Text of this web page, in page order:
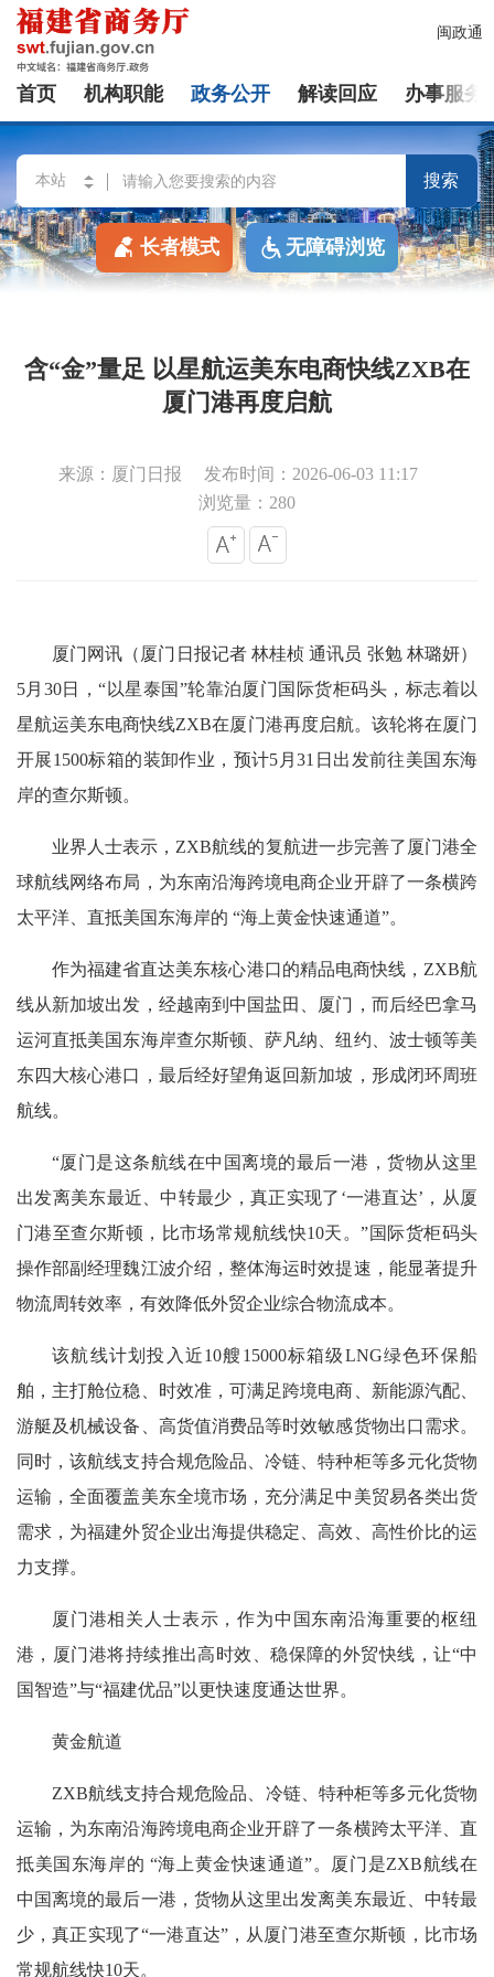
闽政通
首页 机构职能 政务公开 解读回应 办事服务
搜索
长者模式 无障碍浏览
含“金”量足 以星航运美东电商快线ZXB在
厦门港再度启航
来源：厦门日报
发布时间：2026-06-03 11:17
浏览量：280
厦门网讯（厦门日报记者 林桂桢 通讯员 张勉 林璐妍）
5月30日，“以星泰国”轮靠泊厦门国际货柜码头，标志着以
星航运美东电商快线ZXB在厦门港再度启航。该轮将在厦门
开展1500标箱的装卸作业，预计5月31日出发前往美国东海
岸的查尔斯顿。
业界人士表示，ZXB航线的复航进一步完善了厦门港全
球航线网络布局，为东南沿海跨境电商企业开辟了一条横跨
太平洋、直抵美国东海岸的 “海上黄金快速通道”。
作为福建省直达美东核心港口的精品电商快线，ZXB航
线从新加坡出发，经越南到中国盐田、厦门，而后经巴拿马
运河直抵美国东海岸查尔斯顿、萨凡纳、纽约、波士顿等美
东四大核心港口，最后经好望角返回新加坡，形成闭环周班
航线。
“厦门是这条航线在中国离境的最后一港，货物从这里
出发离美东最近、中转最少，真正实现了‘一港直达’，从厦
门港至查尔斯顿，比市场常规航线快10天。”国际货柜码头
操作部副经理魏江波介绍，整体海运时效提速，能显著提升
物流周转效率，有效降低外贸企业综合物流成本。
该航线计划投入近10艘15000标箱级LNG绿色环保船
舶，主打舱位稳、时效准，可满足跨境电商、新能源汽配、
游艇及机械设备、高货值消费品等时效敏感货物出口需求。
同时，该航线支持合规危险品、冷链、特种柜等多元化货物
运输，全面覆盖美东全境市场，充分满足中美贸易各类出货
需求，为福建外贸企业出海提供稳定、高效、高性价比的运
力支撑。
厦门港相关人士表示，作为中国东南沿海重要的枢纽
港，厦门港将持续推出高时效、稳保障的外贸快线，让“中
国智造”与“福建优品”以更快速度通达世界。
黄金航道
ZXB航线支持合规危险品、冷链、特种柜等多元化货物
运输，为东南沿海跨境电商企业开辟了一条横跨太平洋、直
抵美国东海岸的 “海上黄金快速通道”。厦门是ZXB航线在
中国离境的最后一港，货物从这里出发离美东最近、中转最
少，真正实现了“一港直达”，从厦门港至查尔斯顿，比市场
常规航线快10天。